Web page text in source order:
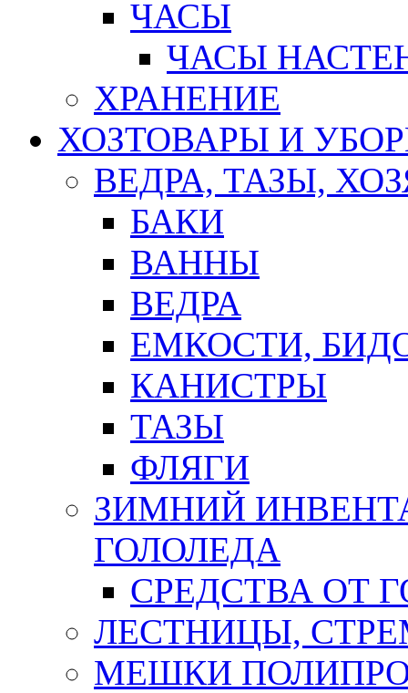
ЧАСЫ
ЧАСЫ
ХРАНЕНИЕ
ХОЗТОВАРЫ И
ВЕДРА, ТАЗЫ,
БАКИ
ВАННЫ
ВЕДРА
ЕМКОСТИ,
КАНИСТРЫ
ТАЗЫ
ФЛЯГИ
ЗИМНИЙ
ГОЛОЛЕДА
СРЕДСТВА ОТ
ЛЕСТНИЦЫ,
МЕШКИ